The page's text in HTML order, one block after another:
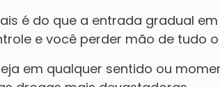
é do que a entrada gradual
e você perder mão de tudo
em qualquer sentido ou